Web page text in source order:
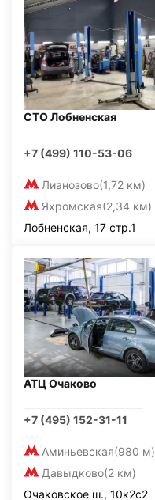
СТО Лобненская
+7 (499) 110-53-06
Лианозово(1,72 км)
Яхромская(2,34 км)
Лобненская, 17 стр.1
АТЦ Очаково
+7 (495) 152-31-11
Аминьевская(980 м)
Давыдково(2 км)
Очаковское ш., 10к2с2